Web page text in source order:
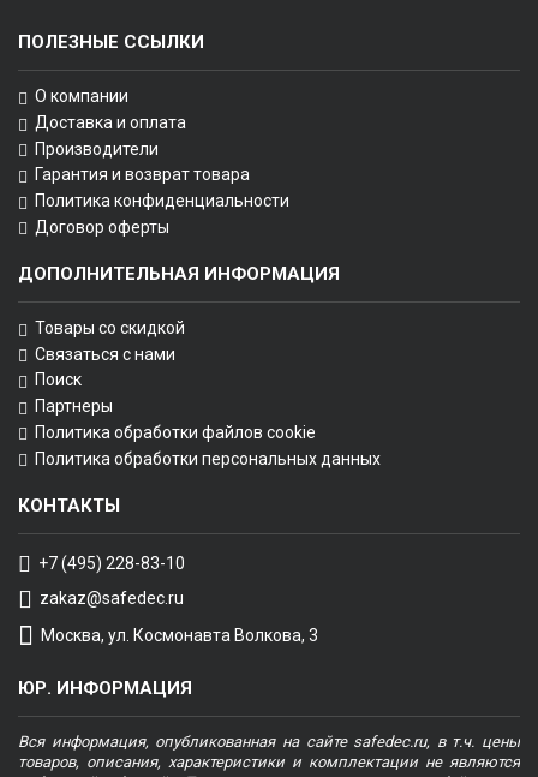
ПОЛЕЗНЫЕ ССЫЛКИ
О компании
Доставка и оплата
Производители
Гарантия и возврат товара
Политика конфиденциальности
Договор оферты
ДОПОЛНИТЕЛЬНАЯ ИНФОРМАЦИЯ
Товары со скидкой
Связаться с нами
Поиск
Партнеры
Политика обработки файлов cookie
Политика обработки персональных данных
КОНТАКТЫ
+7 (495) 228-83-10
zakaz@safedec.ru
Москва, ул. Космонавта Волкова, 3
ЮР. ИНФОРМАЦИЯ
Вся информация, опубликованная на сайте safedec.ru, в т.ч. цены
товаров, описания, характеристики и комплектации не являются